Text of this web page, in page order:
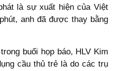
là sự xuất hiện của Việt
anh đã được thay bằng
buổi họp báo, HLV Kim
cầu thủ trẻ là do các trụ